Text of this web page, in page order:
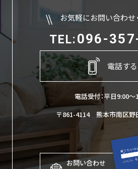
お気軽にお問い合わせ
TEL:096-
電話する
電話受付：平日9:00〜
〒861-4114 熊本市南区野
お問い合わせ